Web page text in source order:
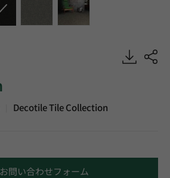
Tile, Luxury Vinyl Tile, HFLOR
Decotile Tile Collection
お問い合わせフォーム